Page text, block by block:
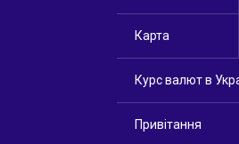
Карта
Курс валют в
Привітання